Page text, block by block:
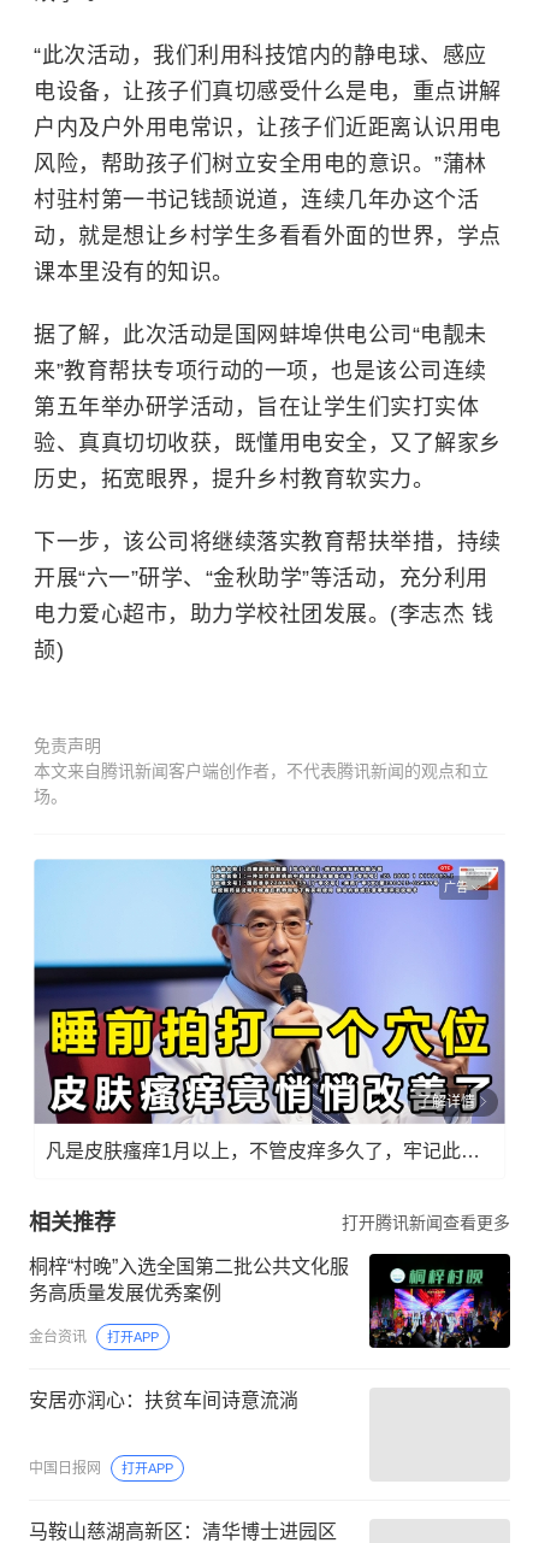
“此次活动，我们利用科技馆内的静电球、感应
电设备，让孩子们真切感受什么是电，重点讲解
户内及户外用电常识，让孩子们近距离认识用电
风险，帮助孩子们树立安全用电的意识。”蒲林
村驻村第一书记钱颉说道，连续几年办这个活
动，就是想让乡村学生多看看外面的世界，学点
课本里没有的知识。
据了解，此次活动是国网蚌埠供电公司“电靓未
来”教育帮扶专项行动的一项，也是该公司连续
第五年举办研学活动，旨在让学生们实打实体
验、真真切切收获，既懂用电安全，又了解家乡
历史，拓宽眼界，提升乡村教育软实力。
下一步，该公司将继续落实教育帮扶举措，持续
开展“六一”研学、“金秋助学”等活动，充分利用
电力爱心超市，助力学校社团发展。(李志杰 钱
颉)
免责声明
本文来自腾讯新闻客户端创作者，不代表腾讯新闻的观点和立
场。
广告
了解详情
凡是皮肤瘙痒1月以上，不管皮痒多久了，牢记此法，快！准！狠！
相关推荐 打开腾讯新闻查看更多
桐梓“村晚”入选全国第二批公共文化服
务高质量发展优秀案例
金台资讯 打开APP
安居亦润心：扶贫车间诗意流淌
中国日报网 打开APP
马鞍山慈湖高新区：清华博士进园区